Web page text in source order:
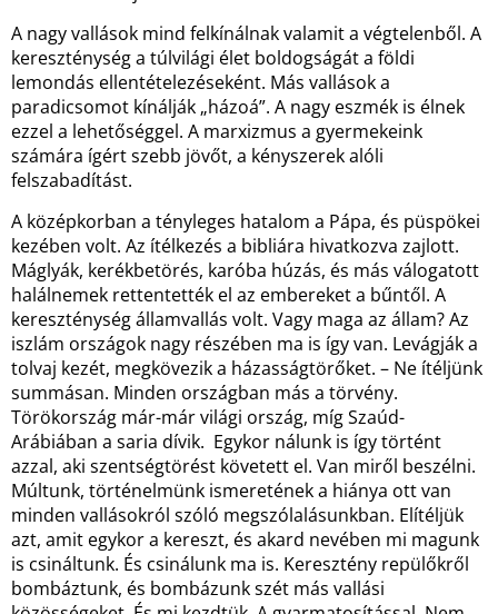
A nagy vallások mind felkínálnak valamit a végtelenből. A
kereszténység a túlvilági élet boldogságát a földi
lemondás ellentételezéseként. Más vallások a
paradicsomot kínálják „házoá”. A nagy eszmék is élnek
ezzel a lehetőséggel. A marxizmus a gyermekeink
számára ígért szebb jövőt, a kényszerek alóli
felszabadítást.
A középkorban a tényleges hatalom a Pápa, és püspökei
kezében volt. Az ítélkezés a bibliára hivatkozva zajlott.
Máglyák, kerékbetörés, karóba húzás, és más válogatott
halálnemek rettentették el az embereket a bűntől. A
kereszténység államvallás volt. Vagy maga az állam? Az
iszlám országok nagy részében ma is így van. Levágják a
tolvaj kezét, megkövezik a házasságtörőket. – Ne ítéljünk
summásan. Minden országban más a törvény.
Törökország már-már világi ország, míg Szaúd-
Arábiában a saria dívik. Egykor nálunk is így történt
azzal, aki szentségtörést követett el. Van miről beszélni.
Múltunk, történelmünk ismeretének a hiánya ott van
minden vallásokról szóló megszólalásunkban. Elítéljük
azt, amit egykor a kereszt, és akard nevében mi magunk
is csináltunk. És csinálunk ma is. Keresztény repülőkről
bombáztunk, és bombázunk szét más vallási